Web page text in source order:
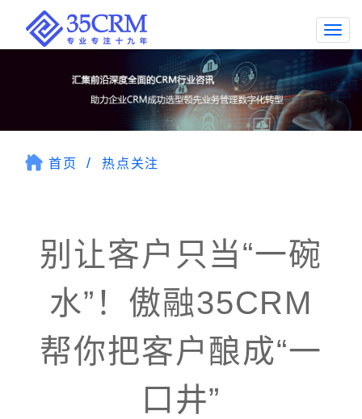
首页 热点关注
别让客户只当“一碗
水”！傲融35CRM
帮你把客户酿成“一
口井”